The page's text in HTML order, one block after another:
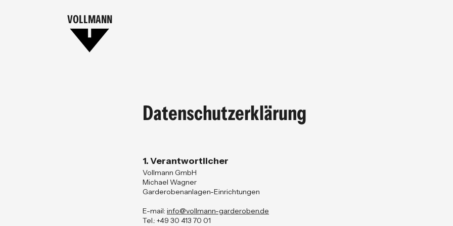
VOLLMANN
Datenschutzerklärung
1. Verantwortlicher
Vollmann GmbH
Michael Wagner
Garderobenanlagen-Einrichtungen
E-mail: info@vollmann-garderoben.de
Tel.: +49 30 413 70 01